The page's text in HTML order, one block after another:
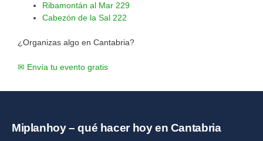
Ribamontán al Mar 229
Cabezón de la Sal 222
¿Organizas algo en Cantabria?
✉ Envía tu evento gratis
Miplanhoy – qué hacer hoy en Cantabria